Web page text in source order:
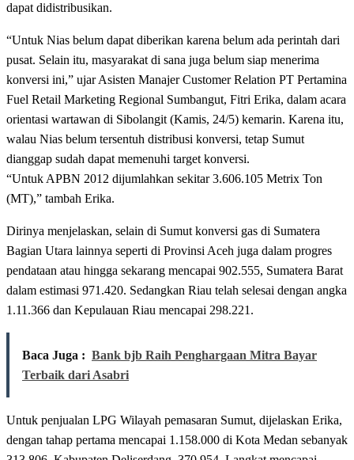
dapat didistribusikan.
“Untuk Nias belum dapat diberikan karena belum ada perintah dari
pusat. Selain itu, masyarakat di sana juga belum siap menerima
konversi ini,” ujar Asisten Manajer Customer Relation PT Pertamina
Fuel Retail Marketing Regional Sumbangut, Fitri Erika, dalam acara
orientasi wartawan di Sibolangit (Kamis, 24/5) kemarin. Karena itu,
walau Nias belum tersentuh distribusi konversi, tetap Sumut
dianggap sudah dapat memenuhi target konversi.
“Untuk APBN 2012 dijumlahkan sekitar 3.606.105 Metrix Ton
(MT),” tambah Erika.
Dirinya menjelaskan, selain di Sumut konversi gas di Sumatera
Bagian Utara lainnya seperti di Provinsi Aceh juga dalam progres
pendataan atau hingga sekarang mencapai 902.555, Sumatera Barat
dalam estimasi 971.420. Sedangkan Riau telah selesai dengan angka
1.11.366 dan Kepulauan Riau mencapai 298.221.
Baca Juga : Bank bjb Raih Penghargaan Mitra Bayar
Terbaik dari Asabri
Untuk penjualan LPG Wilayah pemasaran Sumut, dijelaskan Erika,
dengan tahap pertama mencapai 1.158.000 di Kota Medan sebanyak